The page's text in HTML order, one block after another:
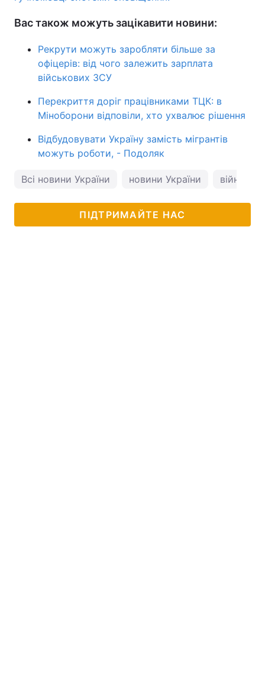
Вас також можуть зацікавити новини:
Рекрути можуть заробляти більше за
офіцерів: від чого залежить зарплата
військових ЗСУ
Перекриття доріг працівниками ТЦК: в
Міноборони відповіли, хто ухвалює рішення
Відбудовувати Україну замість мігрантів
можуть роботи, - Подоляк
Всі новини України новини України війна в
ПІДТРИМАЙТЕ НАС